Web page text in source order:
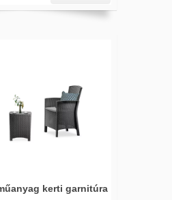
kerti garnitúra